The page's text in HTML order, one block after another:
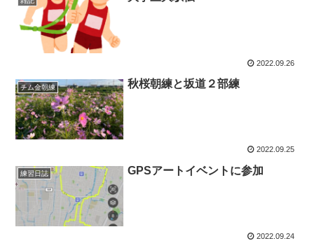
2022.09.26
チム金朝練 秋桜朝練と坂道２部練
2022.09.25
練習日誌 GPSアートイベントに参加
2022.09.24